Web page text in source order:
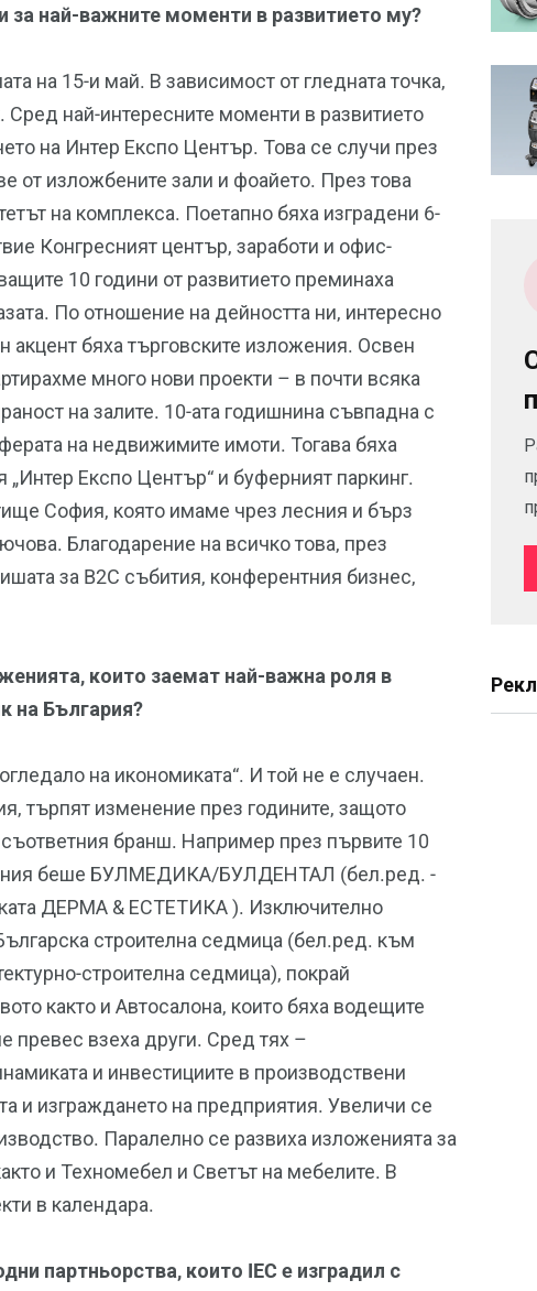
за най-важните моменти в развитието му?
на 15-и май. В зависимост от гледната точка,
най-интересните моменти в развитието
на Интер Експо Център. Това се случи през
от изложбените зали и фоайето. През това
на комплекса. Поетапно бяха изградени 6-
Конгресният център, заработи и офис-
10 години от развитието преминаха
По отношение на дейността ни, интересно
акцент бяха търговските изложения. Освен
много нови проекти – в почти всяка
на залите. 10-ата годишнина съвпадна с
на недвижимите имоти. Тогава бяха
„Интер Експо Център“ и буферният паркинг.
София, която имаме чрез лесния и бърз
Благодарение на всичко това, през
за B2C събития, конферентния бизнес,
които заемат най-важна роля в
на България?
на икономиката“. И той не е случаен.
търпят изменение през годините, защото
бранш. Например през първите 10
беше БУЛМЕДИКА/БУЛДЕНТАЛ (бел.ред. -
ДЕРМА & ЕСТЕТИКА ). Изключително
строителна седмица (бел.ред. към
строителна седмица), покрай
както и Автосалона, които бяха водещите
превес взеха други. Сред тях –
и инвестициите в производствени
и изграждането на предприятия. Увеличи се
Паралелно се развиха изложенията за
и Техномебел и Светът на мебелите. В
в календара.
партньорства, които IEC e изградил с